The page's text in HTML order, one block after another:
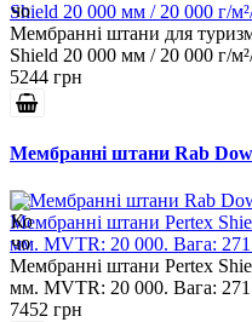
Мембранні штани для
Shield 20 000 мм / 20 000 г/
5244 грн
Мембранні штани Rab
Мембранні штани Pertex
мм. MVTR: 20 000. Вага: 271
7452 грн